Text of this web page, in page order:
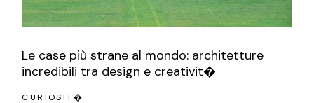
Le case più strane al mondo: architetture
incredibili tra design e creativit�
CURIOSIT�